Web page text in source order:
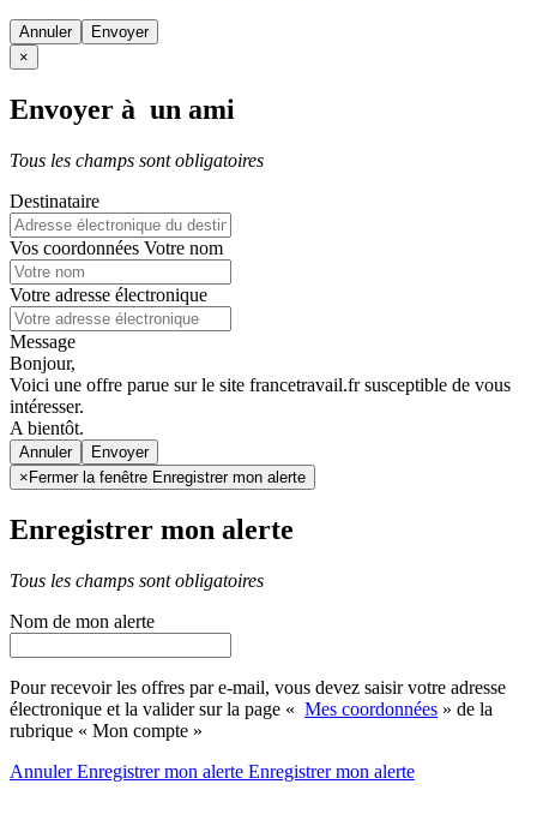
Annuler
×
Envoyer à un ami
Tous les champs sont obligatoires
Destinataire
Vos coordonnées Votre nom
Votre adresse électronique
Message
Bonjour,
Voici une offre parue sur le site francetravail.fr susceptible de vous
intéresser.
A bientôt.
Annuler
× Fermer la fenêtre Enregistrer mon alerte
Enregistrer mon alerte
Tous les champs sont obligatoires
Nom de mon alerte
Pour recevoir les offres par e-mail, vous devez saisir votre adresse
électronique et la valider sur la page « Mes coordonnées » de la
rubrique « Mon compte »
AnnulerEnregistrer mon alerte Enregistrermon alerte